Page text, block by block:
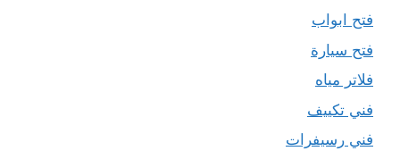
فتح ابواب
فتح سيارة
فلاتر مياه
فني تكييف
فني رسيفرات